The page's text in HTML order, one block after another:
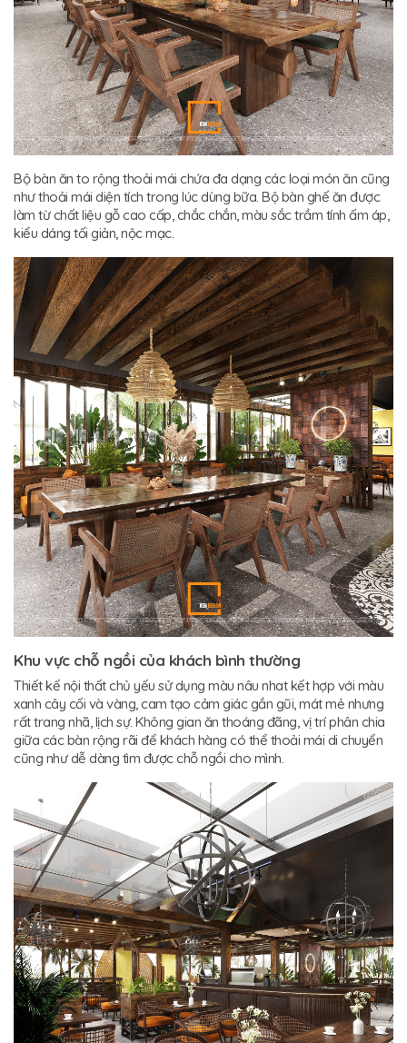
Bộ bàn ăn to rộng thoải mái chứa đa dạng các loại món ăn cũng
như thoải mái diện tích trong lúc dùng bữa. Bộ bàn ghế ăn được
làm từ chất liệu gỗ cao cấp, chắc chắn, màu sắc trầm tính ấm áp,
kiểu dáng tối giản, nộc mạc.
Khu vực chỗ ngồi của khách bình thường
Thiết kế nội thất chủ yếu sử dụng màu nâu nhat kết hợp với màu
xanh cây cối và vàng, cam tạo cảm giác gần gũi, mát mẻ nhưng
rất trang nhã, lịch sự. Không gian ăn thoáng đãng, vị trí phân chia
giữa các bàn rộng rãi để khách hàng có thể thoải mái di chuyển
cũng như dễ dàng tìm được chỗ ngồi cho mình.